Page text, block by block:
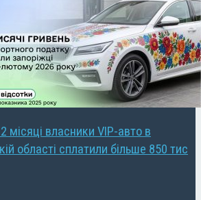
місяці власники VIP-авто в
області сплатили більше 850 тис